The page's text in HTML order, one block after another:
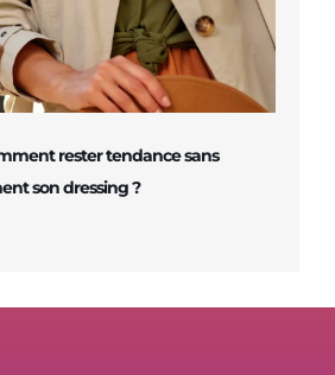
rester tendance sans
son dressing ?